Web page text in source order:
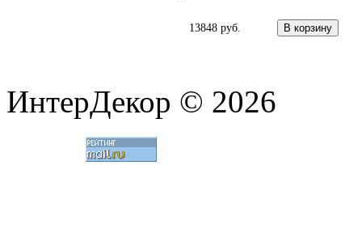
13848 руб.
ИнтерДекор © 2026